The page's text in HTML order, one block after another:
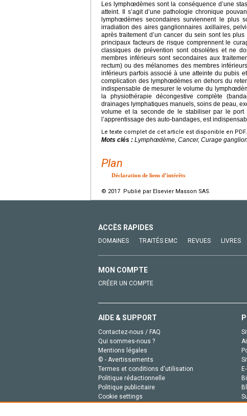
Les lymphœdèmes sont la conséquence d’une
atteint. Il s’agit d’une pathologie chronique
lymphœdèmes secondaires surviennent le plus
irradiation des aires ganglionnaires axillaires,
après traitement d’un cancer du sein sont les
principaux facteurs de risque comprennent le
classiques de prévention sont obsolètes et ne
membres inférieurs sont secondaires aux
rectum) ou des mélanomes des membres
inférieurs parfois associé à une atteinte du pubis
complication des lymphœdèmes en dehors du
indispensable de mesurer le volume du
la physiothérapie décongestive complète
drainages lymphatiques manuels, soins de peau,
volume et la seconde de le stabiliser par le port
l’apprentissage des auto-bandages, est
Le texte complet de cet article est disponible en PDF.
Mots clés : Lymphœdème, Cancer, Curage
Plan
Déclaration de liens d’intérêts
© 2017 Publié par Elsevier Masson SAS.
ACCÈS RAPIDES
DOMAINES TRAITÉS EMC REVUES LIVRES
MON COMPTE
CRÉER UN COMPTE
AIDE & SUPPORT
Contactez-nous / FAQ
Qui sommes-nous ?
Mentions légales
© - Avertissements
Termes et conditions d'utilisation
Politique rédactionnelle
Politique publicitaire
Cookie settings